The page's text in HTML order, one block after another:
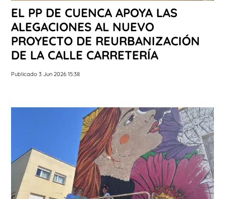
EL PP DE CUENCA APOYA LAS
ALEGACIONES AL NUEVO
PROYECTO DE REURBANIZACIÓN
DE LA CALLE CARRETERÍA
Publicado 3 Jun 2026 15:38